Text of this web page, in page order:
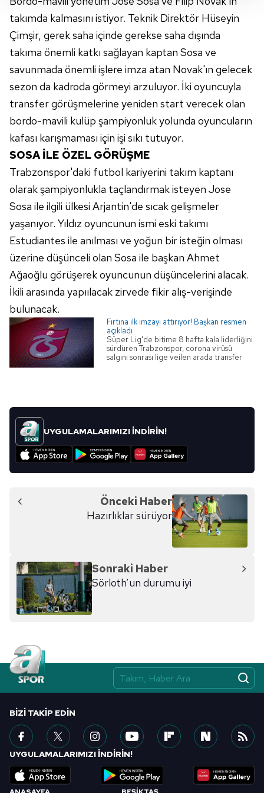
takdirde, kullanıcılara hedefli reklamlar
Sizlere daha iyi bir hizmet sunabilmek için İnternet
Sitemizde kendimize ve üçüncü kişilere ait çerezler
kullanılmaktadır. Bu çerezler vasıtasıyla çeşitli kişisel
toplumu hizmetlerinin sunulması amacıyla
kullanılmaktadır. Diğer çerezler, sitemizin daha işlevsel
kılınması ve kişiselleştirilmesi ve sizlere yönelik
reklam/pazarlama faaliyetlerinin yapılması, amaçlarıyla
sınırlı olarak açık rızanız dahilinde kullanılacaktır.
Çerezlere ilişkin tercihlerinizi aşağıda yer alan panel
vasıtasıyla belirleyebilirsiniz. Çerezlere ilişkin detaylı bilgi
için Ayarlar butonuna tıklayabilir,Çerez Bilgilendirme
Metnimiziziyaret edebilirsiniz.
6698 sayılı Kişisel Verilerin Korunması Kanunu uyarınca
hazırlanmış Aydınlatma Metnimizi okumak ve sitemizde
ilgili mevzuata uygun olarak kullanılan çerezlerle ilgili bilgi
almak için lütfen
takımda kalmasını istiyor. Teknik Direktör Hüseyin
Çimşir, gerek saha içinde gerekse saha dışında
takıma önemli katkı sağlayan kaptan Sosa ve
savunmada önemli işlere imza atan Novak'ın gelecek
sezon da kadroda görmeyi arzuluyor. İki oyuncuyla
transfer görüşmelerine yeniden start verecek olan
bordo-mavili kulüp şampiyonluk yolunda oyuncuların
kafası karışmaması için işi sıkı tutuyor.
SOSA İLE ÖZEL GÖRÜŞME
Trabzonspor'daki futbol kariyerini takım kaptanı
olarak şampiyonlukla taçlandırmak isteyen Jose
Sosa ile ilgili ülkesi Arjantin'de sıcak gelişmeler
yaşanıyor. Yıldız oyuncunun ismi eski takımı
Estudiantes ile anılması ve yoğun bir isteğin olması
üzerine düşünceli olan Sosa ile başkan Ahmet
Ağaoğlu görüşerek oyuncunun düşüncelerini alacak.
İkili arasında yapıılacak zirvede fikir alış-verişinde
bulunacak.
Fırtına ilk imzayı attırıyor! Başkan resmen
açıkladı
Süper Lig'de bitime 8 hafta kala liderliğini
sürdüren Trabzonspor, corona virüsü
salgını sonrası lige veilen arada transfer
UYGULAMALARIMIZI İNDİRİN!
Önceki Haber
Hazırlıklar sürüyor
Sonraki Haber
Sörloth’un durumu iyi
BIZI TAKIP EDIN
UYGULAMALARIMIZI İNDİRİN!